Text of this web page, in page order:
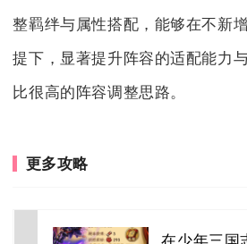
整羁绊与属性搭配，能够在不新
提下，显著提升阵容的适配能力
比很高的阵容调整思路。
更多攻略